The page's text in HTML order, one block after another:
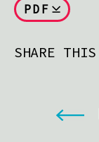
PDF
SHARE THIS